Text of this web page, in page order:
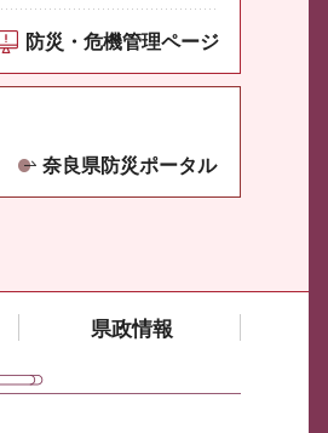
防災・危機管理ページ
奈良県防災ポータル
県政情報